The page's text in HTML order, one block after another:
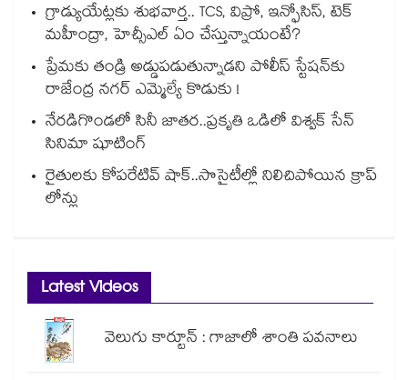
గ్రాడ్యుయేట్లకు శుభవార్త.. TCS, విప్రో, ఇన్ఫోసిస్, టెక్
మహీంద్రా, హెచ్సీఎల్ ఏం చేస్తున్నాయంటే?
ప్రేమకు తండ్రి అడ్డుపడుతున్నాడని పోలీస్ స్టేషన్⁪కు
రాజేంద్ర నగర్ ఎమ్మెల్యే కొడుకు !
నేరడిగొండలో సినీ జాతర..ప్రకృతి ఒడిలో విశ్వక్ సేన్
సినిమా షూటింగ్
రైతులకు కోపరేటివ్ షాక్..సొసైటీల్లో నిలిచిపోయిన క్రాప్
లోన్లు
Latest Videos
వెలుగు కార్టూన్ : గాజాలో శాంతి పవనాలు